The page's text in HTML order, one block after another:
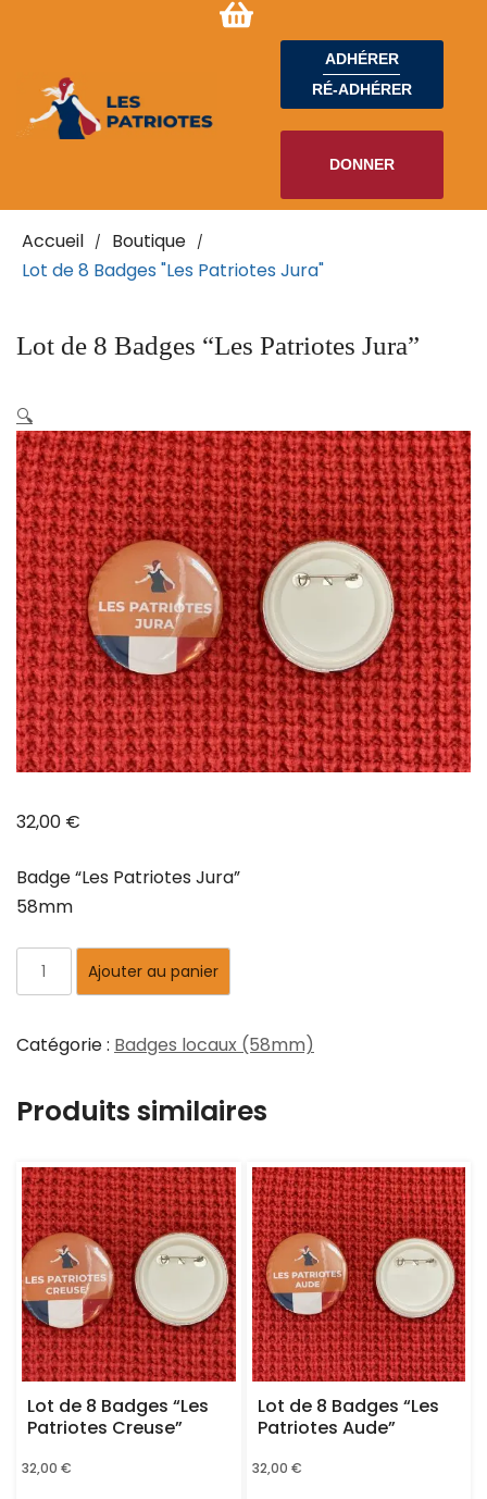
ADHÉRER
RÉ-ADHÉRER
DONNER
Accueil / Boutique /
Lot de 8 Badges "Les Patriotes Jura"
Lot de 8 Badges “Les Patriotes Jura”
🔍
32,00 €
Badge “Les Patriotes Jura”
58mm
Ajouter au panier
Catégorie : Badges locaux (58mm)
Produits similaires
Lot de 8 Badges “Les
Patriotes Creuse”
32,00 €
Lot de 8 Badges “Les
Patriotes Aude”
32,00 €